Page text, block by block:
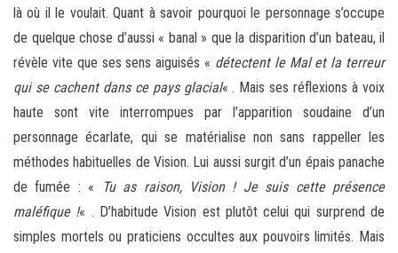
là où il le voulait. Quant à savoir pourquoi le personnage s’occupe
de quelque chose d’aussi « banal » que la disparition d’un bateau, il
révèle vite que ses sens aiguisés « détectent le Mal et la terreur
qui se cachent dans ce pays glacial« . Mais ses réflexions à voix
haute sont vite interrompues par l’apparition soudaine d’un
personnage écarlate, qui se matérialise non sans rappeller les
méthodes habituelles de Vision. Lui aussi surgit d’un épais panache
de fumée : «
Tu as raison, Vision ! Je suis cette présence
maléfique !« . D’habitude Vision est plutôt celui qui surprend de
simples mortels ou praticiens occultes aux pouvoirs limités. Mais